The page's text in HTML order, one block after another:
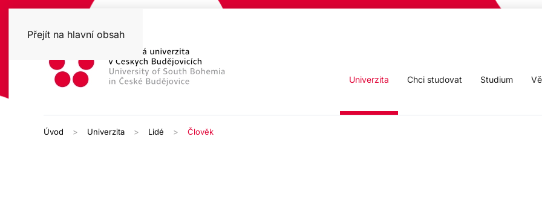
Přejít na hlavní obsah
Univerzita Chci studovat Studium
Úvod Univerzita Lidé Člověk